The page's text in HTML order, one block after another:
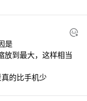
是
放到最大，这样相当
的比手机少